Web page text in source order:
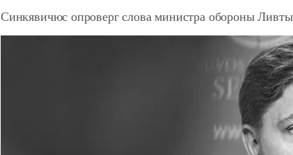
Синкявичюс опроверг слова министра обороны